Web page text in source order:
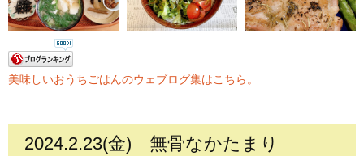
美味しいおうちごはんのウェブログ集はこちら。
2024.2.23(金) 無骨なかたまり